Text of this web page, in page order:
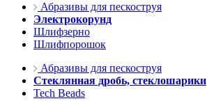
Абразивы для пескоструя
Электрокорунд
Шлифзерно
Шлифпорошок
Абразивы для пескоструя
Стеклянная дробь, стеклошарики
Tech Beads